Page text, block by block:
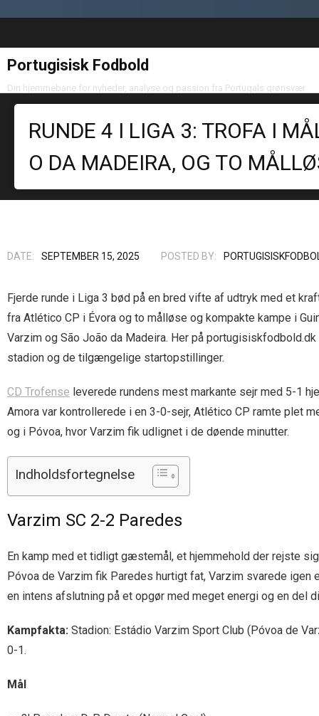
Portugisisk Fodbold
Din hjemmebane for nyheder, analyse og passion fra Portugals grønsvær
RUNDE 4 I LIGA 3: TROFA I
O DA MADEIRA, OG TO
DATE: SEPTEMBER 15, 2025 POSTED BY:
Fjerde runde i Liga 3 bød på en bred vifte af udtryk med et
fra Atlético CP i Évora og to målløse og kompakte kampe i
Varzim og São João da Madeira. Her på
stadion og de tilgængelige startopstillinger.
CD Trofense leverede rundens mest markante sejr med 5-1
Amora var kontrollerede i en 3-0-sejr, Atlético CP ramte plet
og i Póvoa, hvor Varzim fik udlignet i de døende minutter.
Indholdsfortegnelse
Varzim SC 2-2 Paredes
En kamp med et tidligt gæstemål, et hjemmehold der rejste
Póvoa de Varzim fik Paredes hurtigt fat, Varzim svarede
en intens afslutning på et opgør med meget energi og en del
Kampfakta: Stadion: Estádio Varzim Sport Club (Póvoa de
0-1.
Mål